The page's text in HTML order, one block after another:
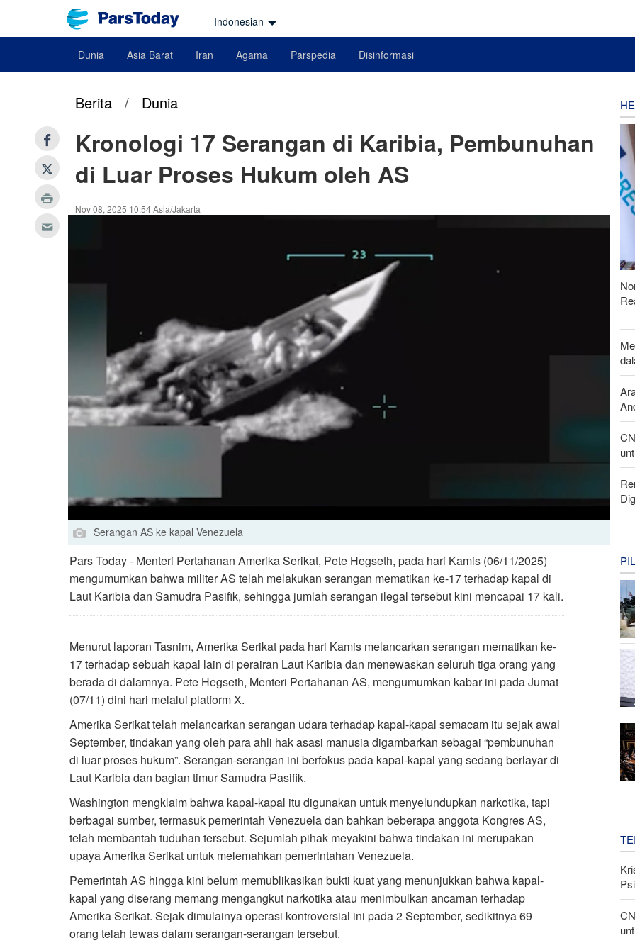
Indonesian
Dunia Asia Barat Iran Agama Parspedia Disinformasi
Berita / Dunia
Kronologi 17 Serangan di Karibia, Pembunuhan
di Luar Proses Hukum oleh AS
Nov 08, 2025 10:54 Asia/Jakarta
Serangan AS ke kapal Venezuela
Pars Today - Menteri Pertahanan Amerika Serikat, Pete Hegseth, pada hari Kamis (06/11/2025)
mengumumkan bahwa militer AS telah melakukan serangan mematikan ke-17 terhadap kapal di
Laut Karibia dan Samudra Pasifik, sehingga jumlah serangan ilegal tersebut kini mencapai 17 kali.
Menurut laporan Tasnim, Amerika Serikat pada hari Kamis melancarkan serangan mematikan ke-
17 terhadap sebuah kapal lain di perairan Laut Karibia dan menewaskan seluruh tiga orang yang
berada di dalamnya. Pete Hegseth, Menteri Pertahanan AS, mengumumkan kabar ini pada Jumat
(07/11) dini hari melalui platform X.
Amerika Serikat telah melancarkan serangan udara terhadap kapal-kapal semacam itu sejak awal
September, tindakan yang oleh para ahli hak asasi manusia digambarkan sebagai “pembunuhan
di luar proses hukum”. Serangan-serangan ini berfokus pada kapal-kapal yang sedang berlayar di
Laut Karibia dan bagian timur Samudra Pasifik.
Washington mengklaim bahwa kapal-kapal itu digunakan untuk menyelundupkan narkotika, tapi
berbagai sumber, termasuk pemerintah Venezuela dan bahkan beberapa anggota Kongres AS,
telah membantah tuduhan tersebut. Sejumlah pihak meyakini bahwa tindakan ini merupakan
upaya Amerika Serikat untuk melemahkan pemerintahan Venezuela.
Pemerintah AS hingga kini belum memublikasikan bukti kuat yang menunjukkan bahwa kapal-
kapal yang diserang memang mengangkut narkotika atau menimbulkan ancaman terhadap
Amerika Serikat. Sejak dimulainya operasi kontroversial ini pada 2 September, sedikitnya 69
orang telah tewas dalam serangan-serangan tersebut.